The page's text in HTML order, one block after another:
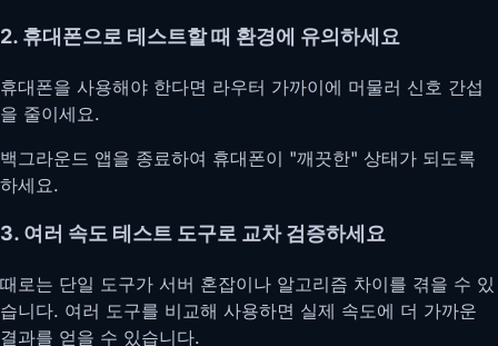
2. 휴대폰으로 테스트할 때 환경에 유의하세요
휴대폰을 사용해야 한다면 라우터 가까이에 머물러 신호 간섭
을 줄이세요.
백그라운드 앱을 종료하여 휴대폰이 "깨끗한" 상태가 되도록
하세요.
3. 여러 속도 테스트 도구로 교차 검증하세요
때로는 단일 도구가 서버 혼잡이나 알고리즘 차이를 겪을 수 있
습니다. 여러 도구를 비교해 사용하면 실제 속도에 더 가까운
결과를 얻을 수 있습니다.